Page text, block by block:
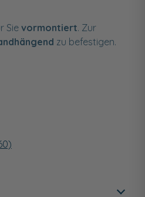
Sie vormontiert. Zur
zu befestigen.